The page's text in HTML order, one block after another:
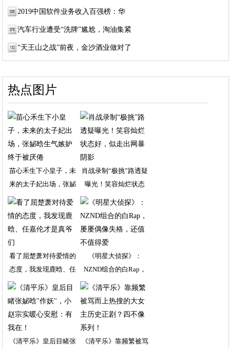
2019中国软件业务收入百强榜：华
汽车行业遭受“洗牌”尴尬，淘油集紧
“天王山之战”前夜，金沙酒业做对了
热点图片
苗心禾生下小皇子，未
来的太子妃出场，张妼
肖战录制“极挑”路透疑
曝光！笑容灿烂状态
看了屈楚萧对待爱情的
态度，我发现鹿晗、任
《明星大侦探》：
NZND组合的白Rap，
《清平乐》皇后目睹张 《清平乐》靠频繁被骂